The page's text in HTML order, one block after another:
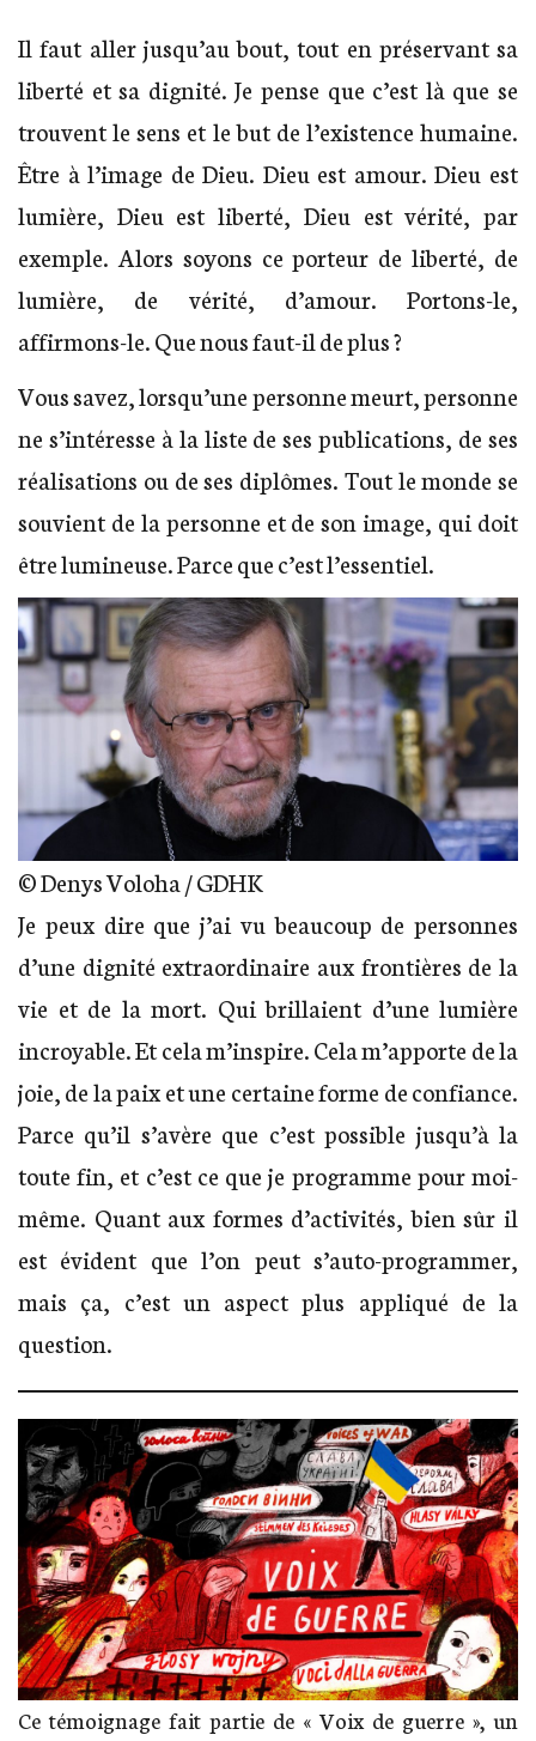
Il faut aller jusqu’au bout, tout en préservant sa
liberté et sa dignité. Je pense que c’est là que se
trouvent le sens et le but de l’existence humaine.
Être à l’image de Dieu. Dieu est amour. Dieu est
lumière, Dieu est liberté, Dieu est vérité, par
exemple. Alors soyons ce porteur de liberté, de
lumière, de vérité, d’amour. Portons-le,
affirmons-le. Que nous faut-il de plus ?
Vous savez, lorsqu’une personne meurt, personne
ne s’intéresse à la liste de ses publications, de ses
réalisations ou de ses diplômes. Tout le monde se
souvient de la personne et de son image, qui doit
être lumineuse. Parce que c’est l’essentiel.
© Denys Voloha / GDHK
Je peux dire que j’ai vu beaucoup de personnes
d’une dignité extraordinaire aux frontières de la
vie et de la mort. Qui brillaient d’une lumière
incroyable. Et cela m’inspire. Cela m’apporte de la
joie, de la paix et une certaine forme de confiance.
Parce qu’il s’avère que c’est possible jusqu’à la
toute fin, et c’est ce que je programme pour moi-
même. Quant aux formes d’activités, bien sûr il
est évident que l’on peut s’auto-programmer,
mais ça, c’est un aspect plus appliqué de la
question.
Ce témoignage fait partie de « Voix de guerre », un